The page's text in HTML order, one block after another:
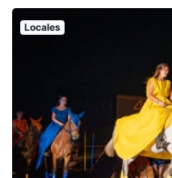
Locales